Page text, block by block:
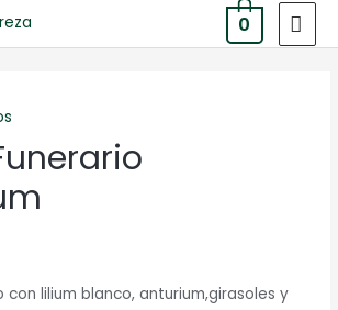
0
lilium blanco, anturium,girasoles y